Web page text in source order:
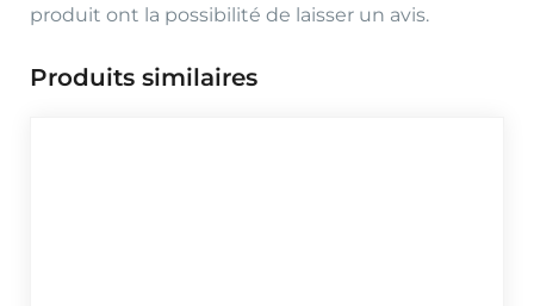
produit ont la possibilité de laisser un avis.
Produits similaires